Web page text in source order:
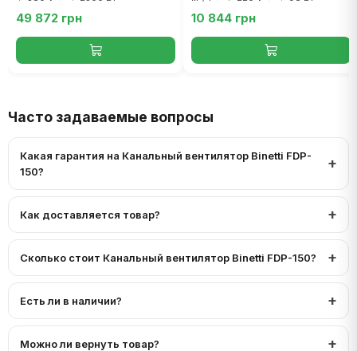
49 872 грн 10 844 грн
Часто задаваемые вопросы
Какая гарантия на Канальный вентилятор Binetti FDP-
150?
Как доставляется товар?
Сколько стоит Канальный вентилятор Binetti FDP-150?
Есть ли в наличии?
Можно ли вернуть товар?